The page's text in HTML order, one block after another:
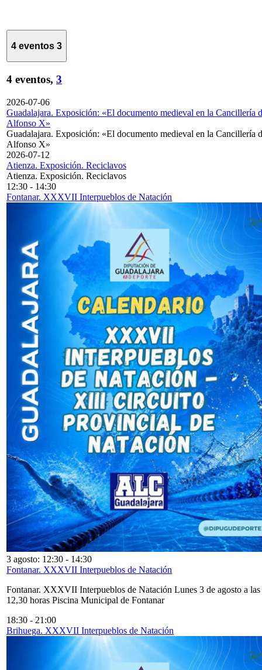
4 eventos 3
4 eventos, 3
2026-07-06
Guadalajara. Exposición: «El documento medieval en la Cancillería
Alfonso X»
Guadalajara. Exposición: «El documento medieval en la Cancillería
Alfonso X»
2026-07-12
Atienza. Exposición. Reciclavos
Atienza. Exposición. Reciclavos
12:30 - 14:30
Fontanar. XXXVII Interpueblos de Natación
3 agosto: 12:30 - 14:30
Fontanar. XXXVII Interpueblos de Natación
Fontanar. XXXVII Interpueblos de Natación Lunes 3 de agosto a las
12,30 horas Piscina Municipal de Fontanar
18:30 - 21:00
Brihuega. XXXVII Interpueblos de Natación